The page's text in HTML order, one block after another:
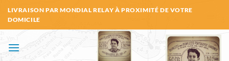
Passer
au
contenu
LIVRAISON PAR MONDIAL RELAY À PROXIMITÉ DE VOTRE
DOMICILE